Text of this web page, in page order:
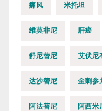
痛风 米托坦
维莫非尼 肝癌
舒尼替尼 艾伏尼
达沙替尼 金刺参
阿法替尼 阿西米